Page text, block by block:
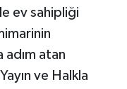
ev sahipliği
adım atan
ve Halkla